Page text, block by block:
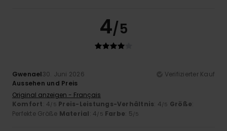
4/5
Gwenael30. Juni 2026
Verifizierter Kauf
Aussehen und Preis
Original anzeigen - Français
Komfort: 4/5 Preis-Leistungs-Verhältnis: 4/5 Größe:
Perfekte Größe Material: 4/5 Farbe: 5/5